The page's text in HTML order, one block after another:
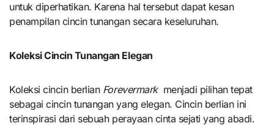
untuk diperhatikan. Karena hal tersebut dapat kesan
penampilan cincin tunangan secara keseluruhan.
Koleksi Cincin Tunangan Elegan
Koleksi cincin berlian Forevermarkmenjadi pilihan tepat
sebagai cincin tunangan yang elegan. Cincin berlian ini
terinspirasi dari sebuah perayaan cinta sejati yang abadi.